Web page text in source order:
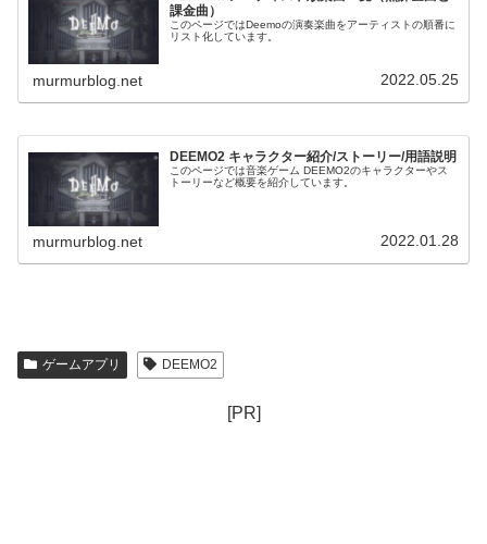
課金曲）
このページではDeemoの演奏楽曲をアーティストの順番に
リスト化しています。
murmurblog.net 2022.05.25
DEEMO2 キャラクター紹介/ストーリー/用語説明
このページでは音楽ゲーム DEEMO2のキャラクターやス
トーリーなど概要を紹介しています。
murmurblog.net 2022.01.28
ゲームアプリ DEEMO2
[PR]